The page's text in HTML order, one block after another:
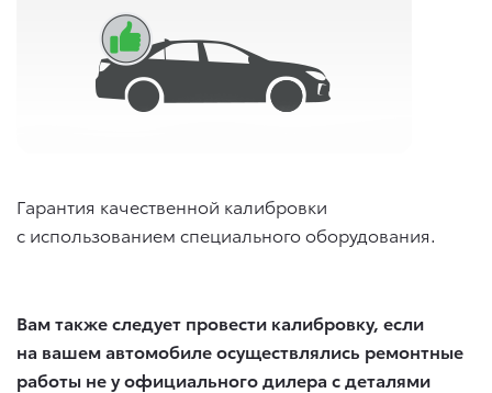
Гарантия качественной калибровки
с использованием специального оборудования.
Вам также следует провести калибровку, если
на вашем автомобиле осуществлялись ремонтные
работы не у официального дилера с деталями